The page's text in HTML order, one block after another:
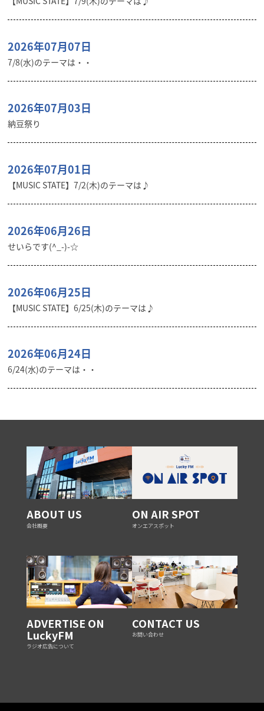
2026年07月07日
7/8(水)のテーマは・・
2026年07月03日
納豆祭り
2026年07月01日
【MUSIC STATE】7/2(木)のテーマは♪
2026年06月26日
せいらです(^_-)-☆
2026年06月25日
【MUSIC STATE】6/25(木)のテーマは♪
2026年06月24日
6/24(水)のテーマは・・
ABOUT US
会社概要
ON AIR SPOT
オンエアスポット
ADVERTISE ON
LuckyFM
ラジオ広告について
CONTACT US
お問い合わせ